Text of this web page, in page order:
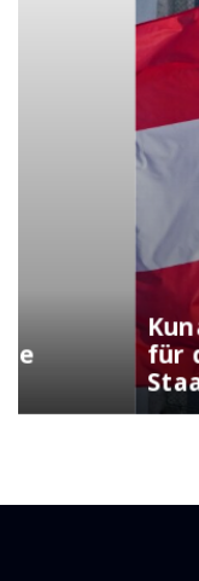
Kunasek
für die